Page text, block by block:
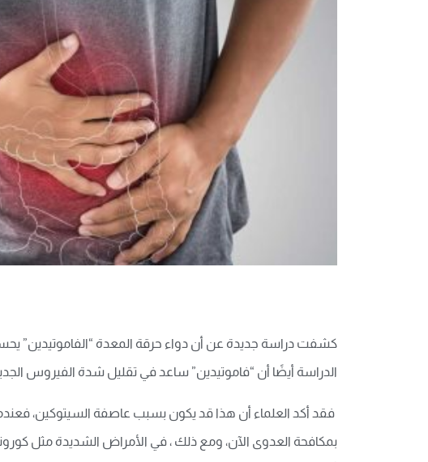
كشفت دراسة جديدة عن أن دواء حرقة المعدة “الفاموتيدين” يحسن
الدراسة أيضًا أن “فاموتيدين” ساعد في تقليل شدة الفيروس
فقد أكد العلماء أن هذا قد يكون بسبب عاصفة السيتوكين،
بمكافحة العدوى الآن، ومع ذلك ، في الأمراض الشديدة مثل